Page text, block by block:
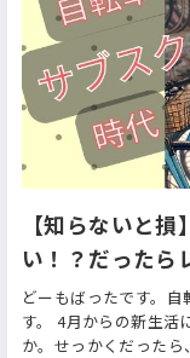
【知らないと
い！？だったら
どーもばったです。
す。 4月からの新生活
か。せっかくだった